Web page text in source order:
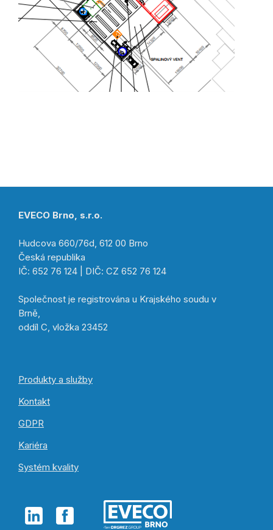
EVECO Brno, s.r.o.
Hudcova 660/76d, 612 00 Brno
Česká republika
IČ: 652 76 124 | DIČ: CZ 652 76 124
Společnost je registrována u Krajského soudu v
Brně,
oddíl C, vložka 23452
Produkty a služby
Kontakt
GDPR
Kariéra
Systém kvality